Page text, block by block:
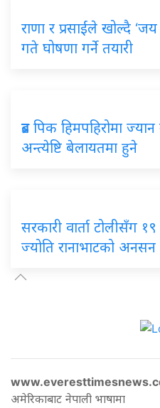
राणा र प्रसाईंले खोल्दै ‘जय
गते घोषणा गर्ने तयारी
ब्रड पिक हिमपहिरोमा
अन्त्येष्टि बेलायतमा हुने
सरकारी वार्ता टोलीसँग
ज्योति रानाभाटको अनसन
अमेरिकाबाट नेपाली भाषामा